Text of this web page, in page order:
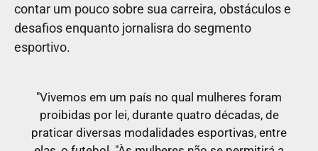
contar um pouco sobre sua carreira, obstáculos e
desafios enquanto jornalisra do segmento
esportivo.
"Vivemos em um país no qual mulheres foram
proibidas por lei, durante quatro décadas, de
praticar diversas modalidades esportivas, entre